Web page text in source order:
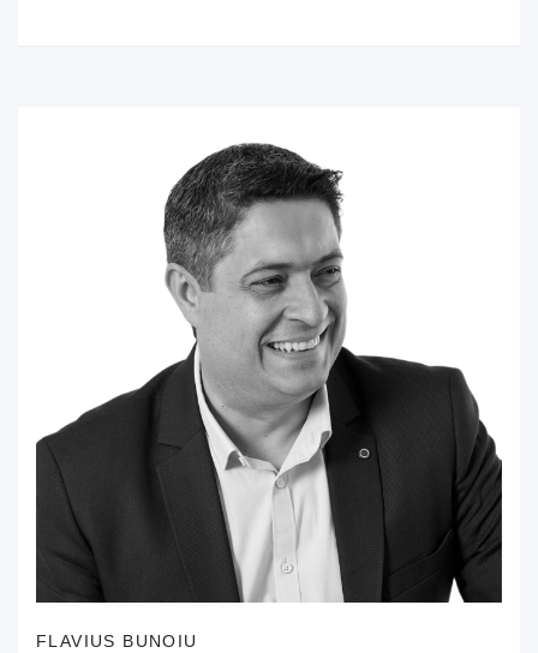
FLAVIUS BUNOIU